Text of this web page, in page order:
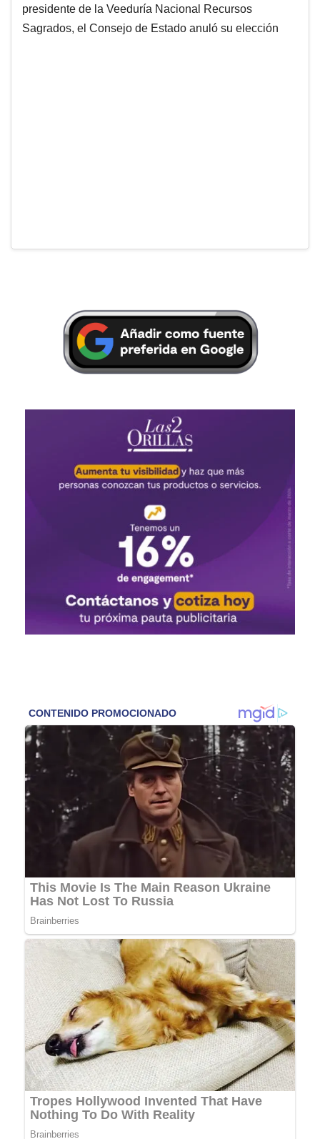
presidente de la Veeduría Nacional Recursos
Sagrados, el Consejo de Estado anuló su elección